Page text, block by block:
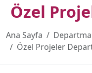
Özel
Ana Sayfa
Özel Projeler